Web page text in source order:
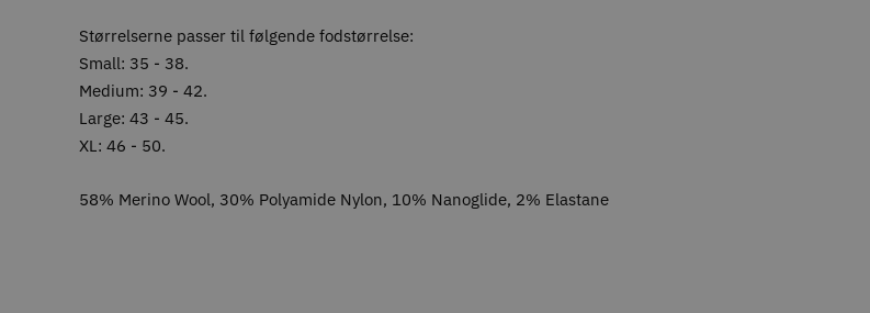
Størrelserne passer til følgende fodstørrelse:
Small: 35 - 38.
Medium: 39 - 42.
Large: 43 - 45.
XL: 46 - 50.
58% Merino Wool, 30% Polyamide Nylon, 10% Nanoglide, 2% Elastane